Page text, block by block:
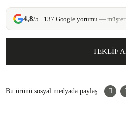
4,8/5 · 137 Google yorumu —
TEKLİF
Bu ürünü sosyal medyada paylaş